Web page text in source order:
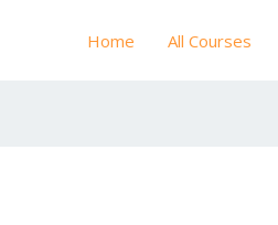
Home All Courses